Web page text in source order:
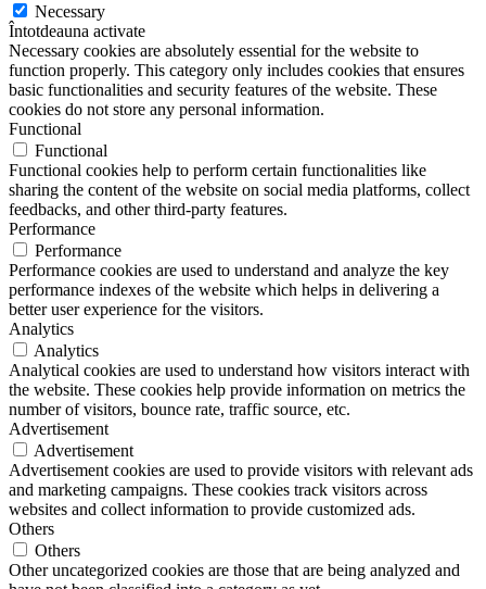
Necessary
Întotdeauna activate
Necessary cookies are absolutely essential for the website to
function properly. This category only includes cookies that ensures
basic functionalities and security features of the website. These
cookies do not store any personal information.
Functional
Functional
Functional cookies help to perform certain functionalities like
sharing the content of the website on social media platforms, collect
feedbacks, and other third-party features.
Performance
Performance
Performance cookies are used to understand and analyze the key
performance indexes of the website which helps in delivering a
better user experience for the visitors.
Analytics
Analytics
Analytical cookies are used to understand how visitors interact with
the website. These cookies help provide information on metrics the
number of visitors, bounce rate, traffic source, etc.
Advertisement
Advertisement
Advertisement cookies are used to provide visitors with relevant ads
and marketing campaigns. These cookies track visitors across
websites and collect information to provide customized ads.
Others
Others
Other uncategorized cookies are those that are being analyzed and